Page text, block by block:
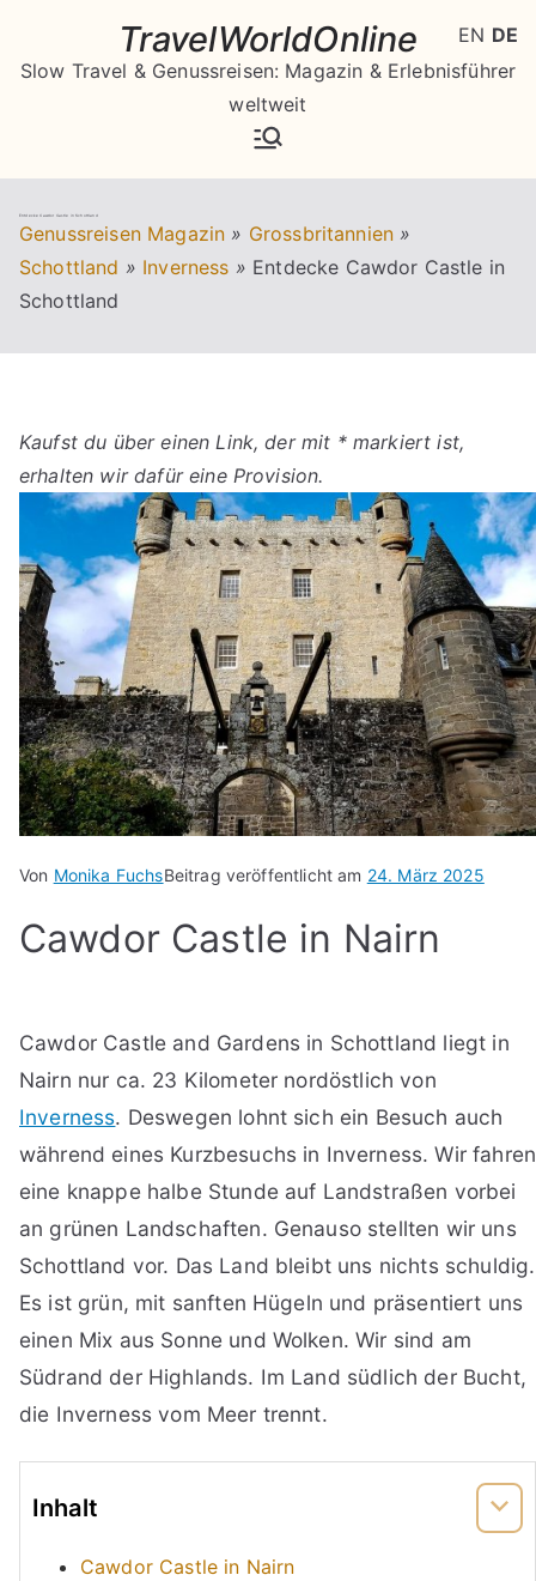
springen
TravelWorldOnline
Slow Travel & Genussreisen: Magazin & Erlebnisführer
weltweit
Entdecke Cawdor Castle in Schottland
Genussreisen Magazin » Grossbritannien »
Schottland » Inverness » Entdecke Cawdor Castle in
Schottland
Kaufst du über einen Link, der mit * markiert ist,
erhalten wir dafür eine Provision.
Von Monika FuchsBeitrag veröffentlicht am 24. März 2025
Cawdor Castle in Nairn
Cawdor Castle and Gardens in Schottland liegt in
Nairn nur ca. 23 Kilometer nordöstlich von
Inverness. Deswegen lohnt sich ein Besuch auch
während eines Kurzbesuchs in Inverness. Wir fahren
eine knappe halbe Stunde auf Landstraßen vorbei
an grünen Landschaften. Genauso stellten wir uns
Schottland vor. Das Land bleibt uns nichts schuldig.
Es ist grün, mit sanften Hügeln und präsentiert uns
einen Mix aus Sonne und Wolken. Wir sind am
Südrand der Highlands. Im Land südlich der Bucht,
die Inverness vom Meer trennt.
Inhalt
Cawdor Castle in Nairn
EN DE